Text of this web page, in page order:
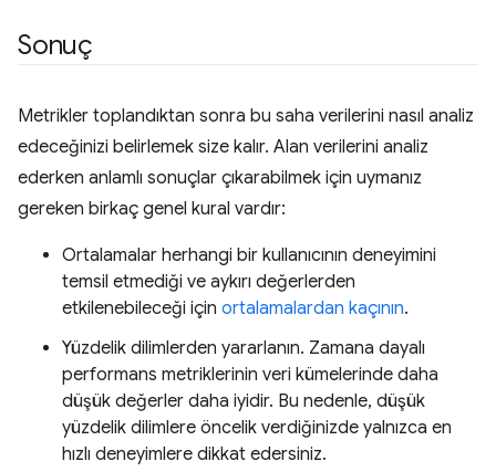
Sonuç
Metrikler toplandıktan sonra bu saha verilerini nasıl analiz
edeceğinizi belirlemek size kalır. Alan verilerini analiz
ederken anlamlı sonuçlar çıkarabilmek için uymanız
gereken birkaç genel kural vardır:
Ortalamalar herhangi bir kullanıcının deneyimini
temsil etmediği ve aykırı değerlerden
etkilenebileceği için ortalamalardan kaçının.
Yüzdelik dilimlerden yararlanın. Zamana dayalı
performans metriklerinin veri kümelerinde daha
düşük değerler daha iyidir. Bu nedenle, düşük
yüzdelik dilimlere öncelik verdiğinizde yalnızca en
hızlı deneyimlere dikkat edersiniz.